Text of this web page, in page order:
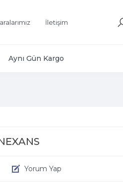
İletişim
Aynı Gün Kargo
Yorum Yap